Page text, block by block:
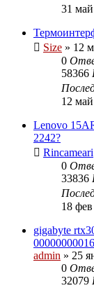
31
Size » 12
0
58366
12
Lenovo
2242?
Rincameari
0
33836
18
gigabyte
admin » 25
0
32079